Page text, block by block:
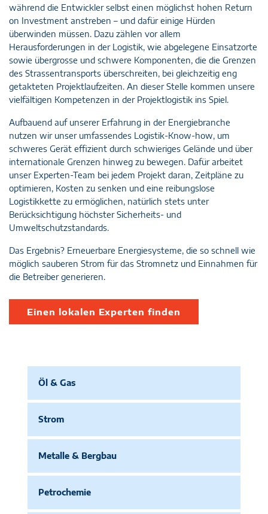
während die Entwickler selbst einen möglichst hohen Return
on Investment anstreben – und dafür einige Hürden
überwinden müssen. Dazu zählen vor allem
Herausforderungen in der Logistik, wie abgelegene Einsatzorte
sowie übergrosse und schwere Komponenten, die die Grenzen
des Strassentransports überschreiten, bei gleichzeitig eng
getakteten Projektlaufzeiten. An dieser Stelle kommen unsere
vielfältigen Kompetenzen in der Projektlogistik ins Spiel.
Aufbauend auf unserer Erfahrung in der Energiebranche
nutzen wir unser umfassendes Logistik-Know-how, um
schweres Gerät effizient durch schwieriges Gelände und über
internationale Grenzen hinweg zu bewegen. Dafür arbeitet
unser Experten-Team bei jedem Projekt daran, Zeitpläne zu
optimieren, Kosten zu senken und eine reibungslose
Logistikkette zu ermöglichen, natürlich stets unter
Berücksichtigung höchster Sicherheits- und
Umweltschutzstandards.
Das Ergebnis? Erneuerbare Energiesysteme, die so schnell wie
möglich sauberen Strom für das Stromnetz und Einnahmen für
die Betreiber generieren.
Einen lokalen Experten finden
Öl & Gas
Strom
Metalle & Bergbau
Petrochemie